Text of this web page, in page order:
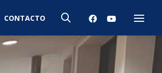
CONTACTO
Menú